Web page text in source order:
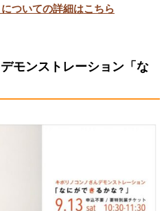
ついての詳細はこちら
モンストレーション「な